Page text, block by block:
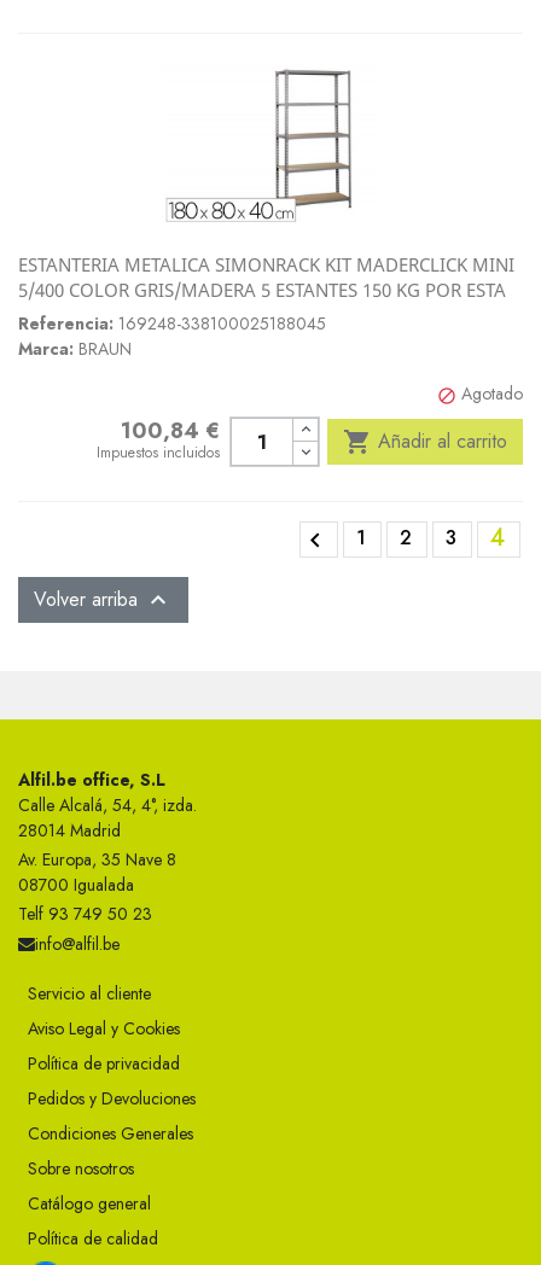
ESTANTERIA METALICA SIMONRACK KIT MADERCLICK MINI
5/400 COLOR GRIS/MADERA 5 ESTANTES 150 KG POR ESTA
Referencia: 169248-338100025188045
Marca: BRAUN
 Agotado
Precio
100,84 €
Impuestos incluidos  Añadir al carrito
 1 2 3 4
Volver arriba 
Alfil.be office, S.L
Calle Alcalá, 54, 4°, izda.
28014 Madrid
Av. Europa, 35 Nave 8
08700 Igualada
Telf 93 749 50 23
info@alfil.be
Servicio al cliente
Aviso Legal y Cookies
Política de privacidad
Pedidos y Devoluciones
Condiciones Generales
Sobre nosotros
Catálogo general
Política de calidad